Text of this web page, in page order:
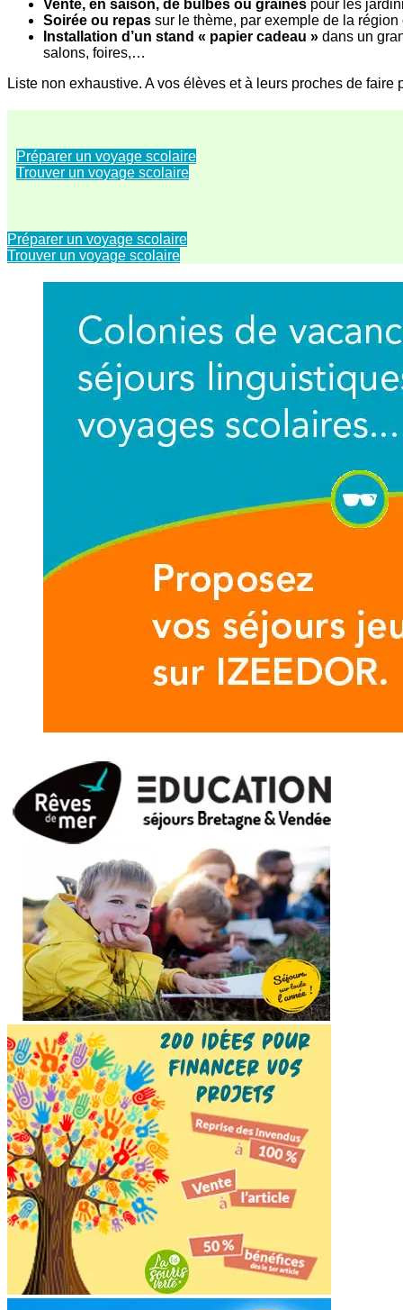
Vente, en saison, de bulbes ou graines pour les
Soirée ou repas sur le thème, par exemple de la
Installation d’un stand « papier cadeau » dans un
salons, foires,…
Liste non exhaustive. A vos élèves et à leurs proches de
Préparer un voyage scolaire
Trouver un voyage scolaire
Préparer un voyage scolaire
Trouver un voyage scolaire